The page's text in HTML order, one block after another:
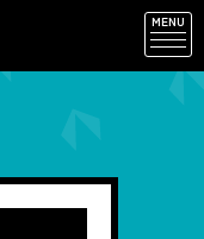
MENU